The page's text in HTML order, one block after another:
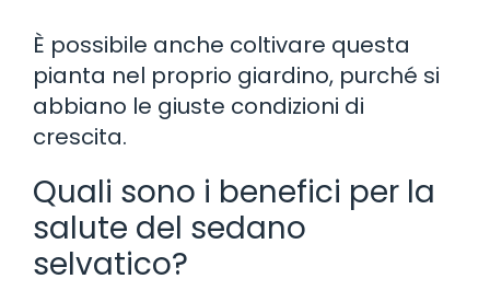
È possibile anche coltivare questa
pianta nel proprio giardino, purché si
abbiano le giuste condizioni di
crescita.
Quali sono i benefici per la
salute del sedano
selvatico?